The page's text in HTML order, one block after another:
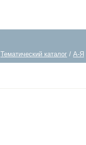
Тематический каталог / А-Я